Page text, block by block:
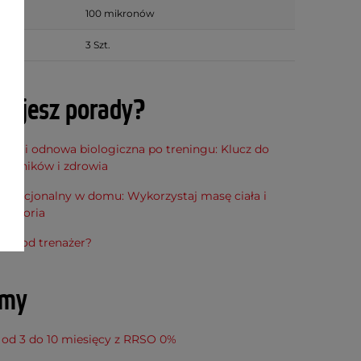
100 mikronów
3 Szt.
porady?
i odnowa biologiczna po treningu: Klucz do
wyników i zdrowia
funkcjonalny w domu: Wykorzystaj masę ciała i
pod trenażer?
3 do 10 miesięcy z RRSO 0%